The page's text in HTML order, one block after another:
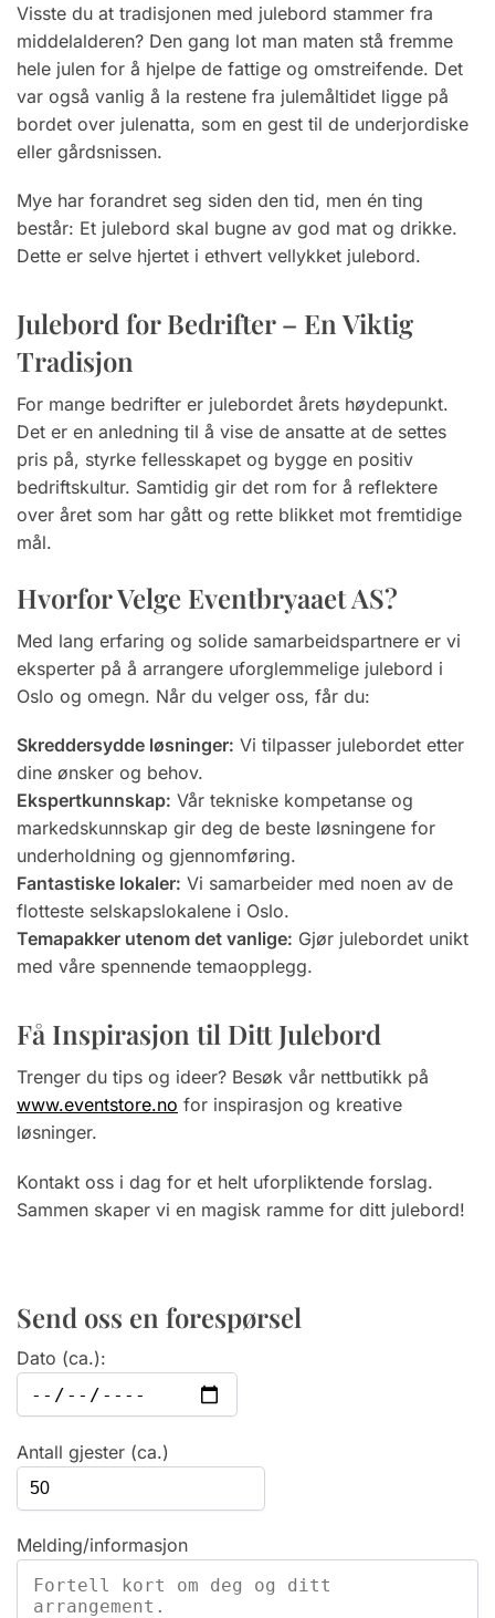
Visste du at tradisjonen med julebord stammer fra
middelalderen? Den gang lot man maten stå fremme
hele julen for å hjelpe de fattige og omstreifende. Det
var også vanlig å la restene fra julemåltidet ligge på
bordet over julenatta, som en gest til de underjordiske
eller gårdsnissen.
Mye har forandret seg siden den tid, men én ting
består: Et julebord skal bugne av god mat og drikke.
Dette er selve hjertet i ethvert vellykket julebord.
Julebord for Bedrifter – En Viktig
Tradisjon
For mange bedrifter er julebordet årets høydepunkt.
Det er en anledning til å vise de ansatte at de settes
pris på, styrke fellesskapet og bygge en positiv
bedriftskultur. Samtidig gir det rom for å reflektere
over året som har gått og rette blikket mot fremtidige
mål.
Hvorfor Velge Eventbryaaet AS?
Med lang erfaring og solide samarbeidspartnere er vi
eksperter på å arrangere uforglemmelige julebord i
Oslo og omegn. Når du velger oss, får du:
Skreddersydde løsninger: Vi tilpasser julebordet etter
dine ønsker og behov.
Ekspertkunnskap: Vår tekniske kompetanse og
markedskunnskap gir deg de beste løsningene for
underholdning og gjennomføring.
Fantastiske lokaler: Vi samarbeider med noen av de
flotteste selskapslokalene i Oslo.
Temapakker utenom det vanlige: Gjør julebordet unikt
med våre spennende temaopplegg.
Få Inspirasjon til Ditt Julebord
Trenger du tips og ideer? Besøk vår nettbutikk på
www.eventstore.no for inspirasjon og kreative
løsninger.
Kontakt oss i dag for et helt uforpliktende forslag.
Sammen skaper vi en magisk ramme for ditt julebord!
Send oss en forespørsel
Dato (ca.):
Antall gjester (ca.)
Melding/informasjon